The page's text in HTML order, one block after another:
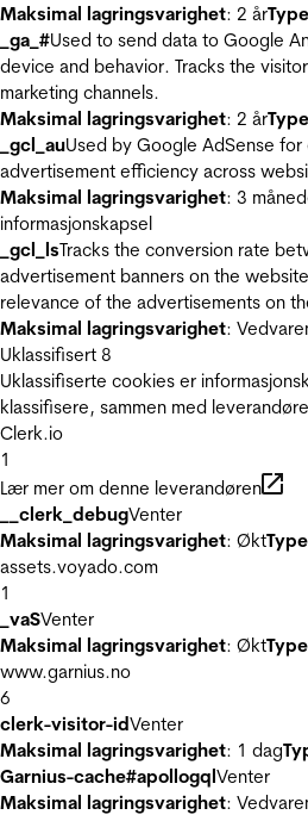
Maksimal lagringsvarighet: 2 årType
_ga_#Used to send data to Google
device and behavior. Tracks the
marketing channels.
Maksimal lagringsvarighet: 2 årType
_gcl_auUsed by Google AdSense
advertisement efficiency across
Maksimal lagringsvarighet: 3
informasjonskapsel
_gcl_lsTracks the conversion rate
advertisement banners on the
relevance of the advertisements on
Maksimal lagringsvarighet:
Uklassifisert 8
Uklassifiserte cookies er
klassifisere, sammen med
Clerk.io
1
Lær mer om denne leverandøren
__clerk_debugVenter
Maksimal lagringsvarighet: ØktType
assets.voyado.com
1
_vaSVenter
Maksimal lagringsvarighet: ØktType
www.garnius.no
6
clerk-visitor-idVenter
Maksimal lagringsvarighet: 1 dag
Garnius-cache#apollogqlVenter
Maksimal lagringsvarighet: